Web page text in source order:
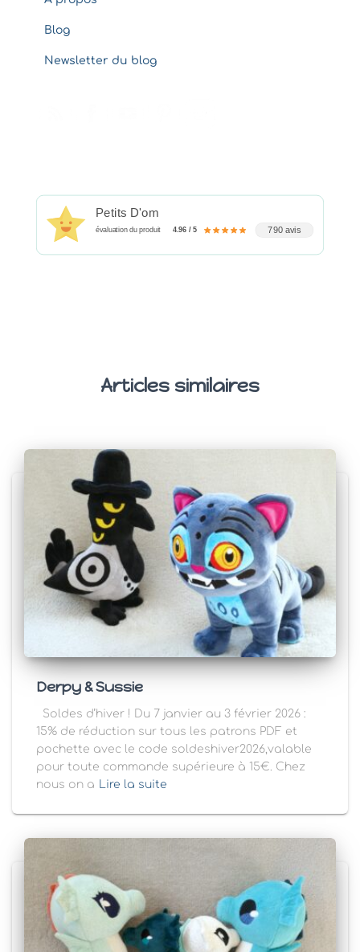
Blog
Newsletter du blog
Petits D'om
évaluation du produit 4.96 / 5 790 avis
Articles similaires
Derpy & Sussie
Soldes d’hiver ! Du 7 janvier au 3 février 2026 :
15% de réduction sur tous les patrons PDF et
pochette avec le code soldeshiver2026,valable
pour toute commande supérieure à 15€. Chez
nous on a
Lire la suite